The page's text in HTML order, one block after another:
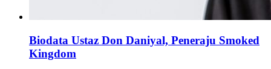
Biodata Ustaz Don Daniyal, Peneraju Smoked
Kingdom